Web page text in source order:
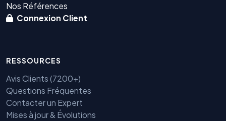
Nos Références
Connexion Client
RESSOURCES
Avis Clients (7200+)
Questions Fréquentes
Contacter un Expert
Mises à jour & Évolutions